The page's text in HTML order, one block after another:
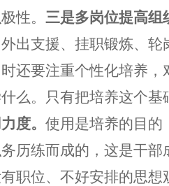
性。 三是多岗位提高组
出支援、挂职锻炼、
还要注重个性化培养
么。只有把培养这个
度。 使用是培养的目的
历练而成的，这是干
职位、不好安排的思